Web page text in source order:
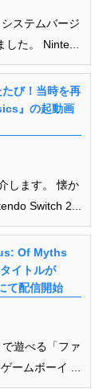
ステムバージ
た。 Ninte...
び！当時を再
』の起動画
します。 懐か
Switch 2...
Of Myths
イトルが
て配信開始
遊べる「ファ
ームボーイ ...